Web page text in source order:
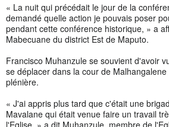
« La nuit qui précédait le jour de la
demandé quelle action je pouvais poser
pendant cette conférence historique, » a
Mabecuane du district Est de Maputo.
Francisco Muhanzule se souvient d'avoir
se déplacer dans la cour de
plénière.
« J'ai appris plus tard que c'était une
Mavalane qui était venue faire un travail
l'Eglise, » a dit Muhanzule, membre de